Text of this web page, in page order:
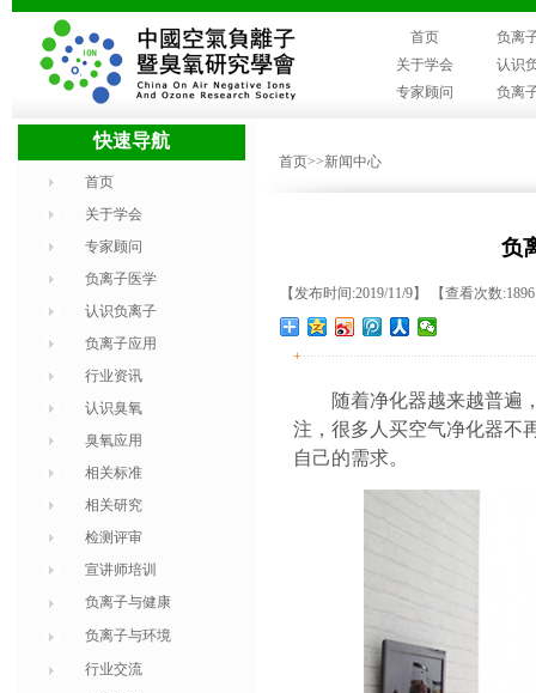
首页
负离
关于学会
认识
专家顾问
负离
快速导航
首页
关于学会
专家顾问
负离子医学
认识负离子
负离子应用
行业资讯
认识臭氧
臭氧应用
相关标准
相关研究
检测评审
宣讲师培训
负离子与健康
负离子与环境
行业交流
首页>>新闻中心
负
【发布时间:2019/11/9】 【查看次数
+
随着净化器越来越普遍
注，很多人买空气净化器不
自己的需求。